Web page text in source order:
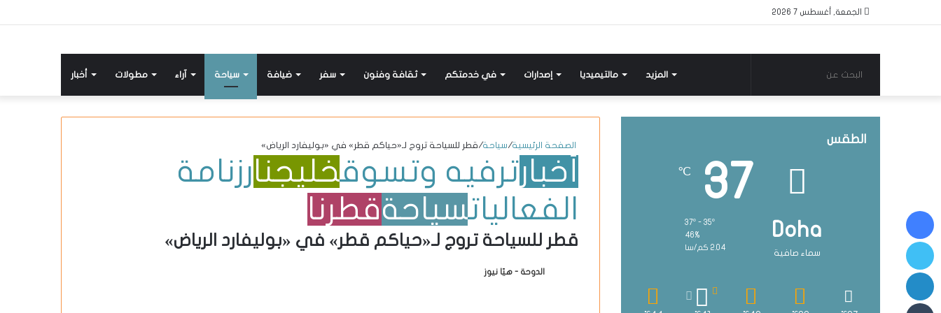
الجمعة, أغسطس 7 2026
أخبار مطولات آراء سياحة ضيافة سفر ثقافة وفنون في خدمتكم إصدارات مالتيميديا المزيد البحث
عن
الصفحة الرئيسية/سياحة/قطر للسياحة تروج لـ«حياكم قطر» في «بوليفارد الرياض»
أخبارترفيه وتسوقخليجنارزنامة
الفعالياتسياحةقطرنا
قطر للسياحة تروج لـ«حياكم قطر» في «بوليفارد الرياض»
الدوحة - هيّا نيوز
الطقس
Doha
سماء صافية
37
℃
37º - 35º
46%
2.04 كم/سا
فيسبوك
تويتر
لينكدإن